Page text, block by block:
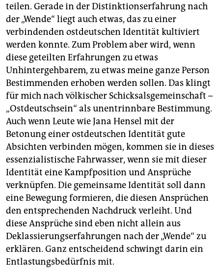
teilen. Gerade in der Distinktionserfahrung nach
der „Wende“ liegt auch etwas, das zu einer
verbindenden ostdeutschen Identität kultiviert
werden konnte. Zum Problem aber wird, wenn
diese geteilten Erfahrungen zu etwas
Unhintergehbarem, zu etwas meine ganze Person
Bestimmenden erhoben werden sollen. Das klingt
für mich nach völkischer Schicksalsgemeinschaft –
„Ostdeutschsein“ als unentrinnbare Bestimmung.
Auch wenn Leute wie Jana Hensel mit der
Betonung einer ostdeutschen Identität gute
Absichten verbinden mögen, kommen sie in dieses
essenzialistische Fahrwasser, wenn sie mit dieser
Identität eine Kampfposition und Ansprüche
verknüpfen. Die gemeinsame Identität soll dann
eine Bewegung formieren, die diesen Ansprüchen
den entsprechenden Nachdruck verleiht. Und
diese Ansprüche sind eben nicht allein aus
Deklassierungserfahrungen nach der „Wende“ zu
erklären. Ganz entscheidend schwingt darin ein
Entlastungsbedürfnis mit.